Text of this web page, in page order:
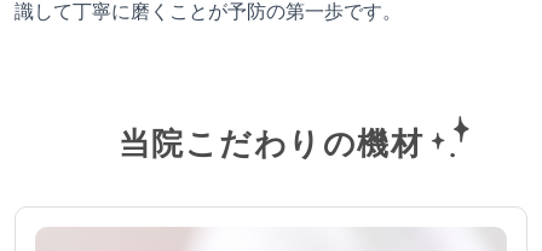
識して丁寧に磨くことが予防の第一歩です。
当院こだわりの機材